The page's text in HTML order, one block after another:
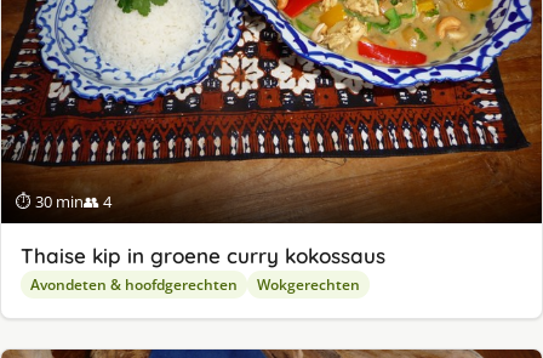
⏱ 30 min👥 4
Thaise kip in groene curry kokossaus
Avondeten & hoofdgerechten Wokgerechten